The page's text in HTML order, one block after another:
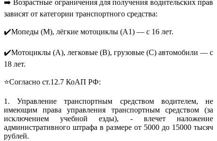
➡ ️ Возрастные ограничения для получения водительских прав
зависят от категории транспортного средства:
✔️Мопеды (М), лёгкие мотоциклы (A1) — с 16 лет.
✔️Мотоциклы (А), легковые (В), грузовые (С) автомобили — с
18 лет.
⭐Согласно ст.12.7 КоАП РФ:
1. Управление транспортным средством водителем, не
имеющим права управления транспортным средством (за
исключением учебной езды), - влечет наложение
административного штрафа в размере от 5000 до 15000 тысяч
рублей.